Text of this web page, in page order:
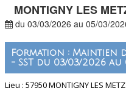
MONTIGNY LES
du 03/03/2026 au 05/03/
Formation : Maintien
- SST du 03/03/2026 au
Lieu : 57950 MONTIGNY LES METZ